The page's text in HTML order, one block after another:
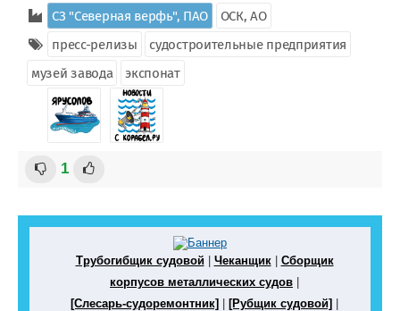
СЗ "Северная верфь", ПАО
ОСК, АО
пресс-релизы
судостроительные предприятия
музей завода
экспонат
1
Трубогибщик судовой| Чеканщик| Сборщик
корпусов металлических судов
[Слесарь-судоремонтник]
[Рубщик судовой]